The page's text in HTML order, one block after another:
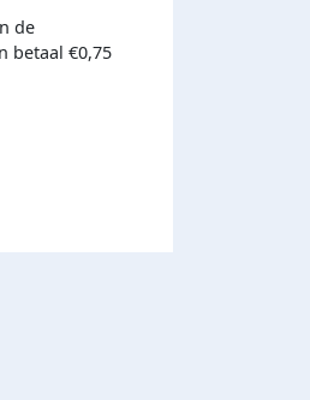
de
betaal €0,75